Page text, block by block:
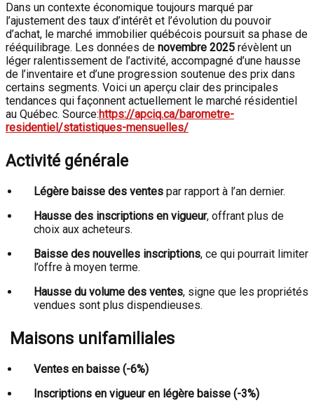
Dans un contexte économique toujours marqué par
l’ajustement des taux d’intérêt et l’évolution du pouvoir
d’achat, le marché immobilier québécois poursuit sa phase de
rééquilibrage. Les données de novembre 2025 révèlent un
léger ralentissement de l’activité, accompagné d’une hausse
de l’inventaire et d’une progression soutenue des prix dans
certains segments. Voici un aperçu clair des principales
tendances qui façonnent actuellement le marché résidentiel
au Québec. Source:https://apciq.ca/barometre-
residentiel/statistiques-mensuelles/
Activité générale
Légère baisse des ventes par rapport à l’an dernier.
Hausse des inscriptions en vigueur, offrant plus de
choix aux acheteurs.
Baisse des nouvelles inscriptions, ce qui pourrait limiter
l’offre à moyen terme.
Hausse du volume des ventes, signe que les propriétés
vendues sont plus dispendieuses.
Maisons unifamiliales
Ventes en baisse (-6%)
Inscriptions en vigueur en légère baisse (-3%)